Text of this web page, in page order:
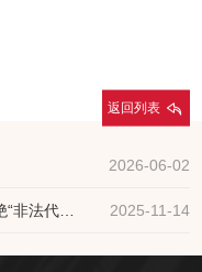
2026-06-02
2025-11-14
返回列表